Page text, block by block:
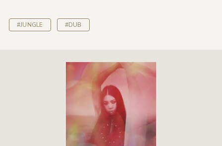
#JUNGLE #DUB